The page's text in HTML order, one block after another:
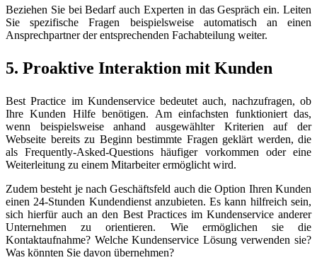
Beziehen Sie bei Bedarf auch Experten in das Gespräch ein. Leiten
Sie spezifische Fragen beispielsweise automatisch an einen
Ansprechpartner der entsprechenden Fachabteilung weiter.
5. Proaktive Interaktion mit Kunden
Best Practice im Kundenservice bedeutet auch, nachzufragen, ob
Ihre Kunden Hilfe benötigen. Am einfachsten funktioniert das,
wenn beispielsweise anhand ausgewählter Kriterien auf der
Webseite bereits zu Beginn bestimmte Fragen geklärt werden, die
als Frequently-Asked-Questions häufiger vorkommen oder eine
Weiterleitung zu einem Mitarbeiter ermöglicht wird.
Zudem besteht je nach Geschäftsfeld auch die Option Ihren Kunden
einen 24-Stunden Kundendienst anzubieten. Es kann hilfreich sein,
sich hierfür auch an den Best Practices im Kundenservice anderer
Unternehmen zu orientieren. Wie ermöglichen sie die
Kontaktaufnahme? Welche Kundenservice Lösung verwenden sie?
Was könnten Sie davon übernehmen?